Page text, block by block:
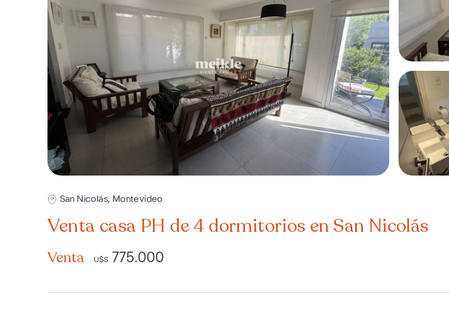
San Nicolás, Montevideo
Venta casa PH de 4 dormitorios en San Nicolás
Venta U$S 775.000